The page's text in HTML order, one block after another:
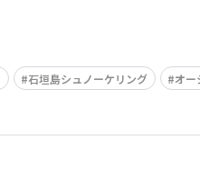
石垣島シュノーケリング オー